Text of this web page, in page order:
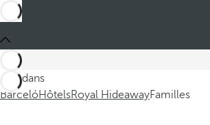
Ces dans
BarcelóHôtelsRoyal HideawayFamilles